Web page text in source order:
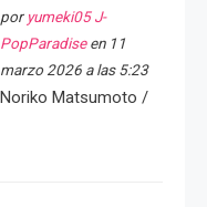
por yumeki05 J-
PopParadiseen 11
marzo 2026 a las 5:23
Noriko Matsumoto /